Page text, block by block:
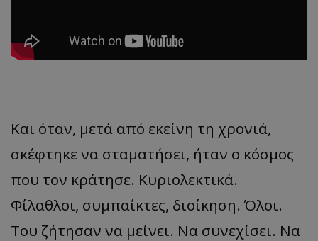
Και όταν, μετά από εκείνη τη χρονιά,
σκέφτηκε να σταματήσει, ήταν ο κόσμος
που τον κράτησε. Κυριολεκτικά.
Φίλαθλοι, συμπαίκτες, διοίκηση. Όλοι.
Του ζήτησαν να μείνει. Να συνεχίσει. Να